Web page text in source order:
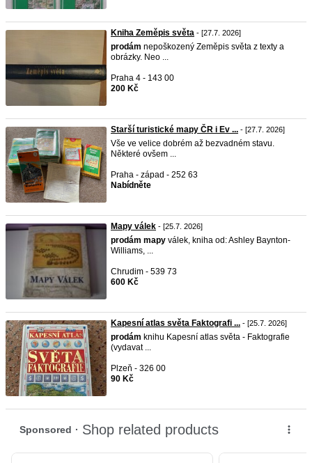
Kniha Zeměpis světa - [27.7. 2026]
prodám nepoškozený Zeměpis světa z texty a
obrázky. Neo ...
Praha 4 - 143 00
200 Kč
Starší turistické mapy ČR i Ev ... - [27.7. 2026]
Vše ve velice dobrém až bezvadném stavu.
Některé ovšem ...
Praha - západ - 252 63
Nabídněte
Mapy válek - [25.7. 2026]
prodám mapy válek, kniha od: Ashley Baynton-
Williams, ...
Chrudim - 539 73
600 Kč
Kapesní atlas světa Faktografi ... - [25.7. 2026]
prodám knihu Kapesní atlas světa - Faktografie
(vydavat ...
Plzeň - 326 00
90 Kč